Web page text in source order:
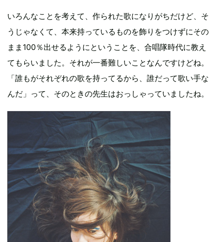
いろんなことを考えて、作られた歌になりがちだけど、そ
うじゃなくて、本来持っているものを飾りをつけずにその
まま100％出せるようにということを、合唱隊時代に教え
てもらいました。それが一番難しいことなんですけどね。
「誰もがそれぞれの歌を持ってるから、誰だって歌い手な
んだ」って、そのときの先生はおっしゃっていましたね。